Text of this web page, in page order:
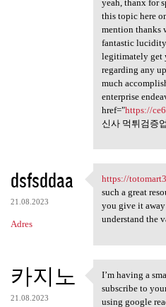
yeah, thanx for
this topic here
mention thanks
fantastic
legitimately get
regarding any
much
enterprise
href="https://
신사 먹튀검증
dsfsddaa
21.08.2023
Adres
https://
https://
such a great
you give it
understand the
카지노
21.08.2023
I’m having a
I’m having a
subscribe to
using google